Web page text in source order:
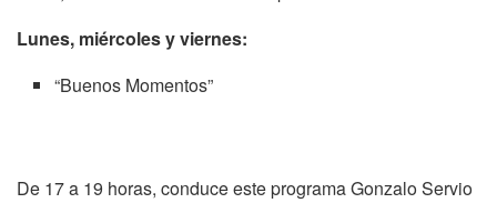
Lunes, miércoles y viernes:
“Buenos Momentos”
De 17 a 19 horas, conduce este programa Gonzalo Servio